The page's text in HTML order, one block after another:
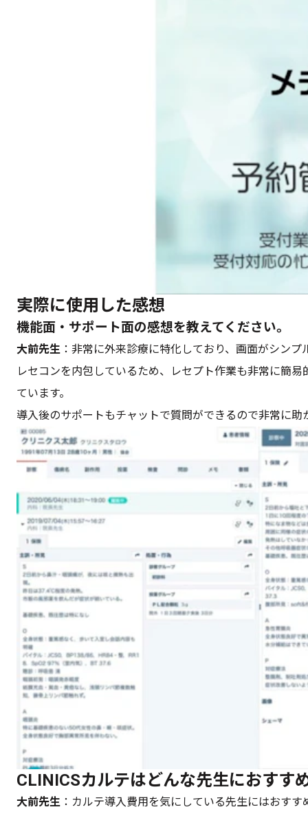
実際に使用した感想
機能面・サポート面の感想を教えてください。
大前先生 ：非常に外来診療に特化しており、画面がシンプ
レセコンを内包しているため、レセプト作業も非常に簡
ています。
導入後のサポートもチャットで質問ができるので非常に助
CLINICSカルテはどんな先生におすす
大前先生 ：カルテ導入費用を気にしている先生にはおすす